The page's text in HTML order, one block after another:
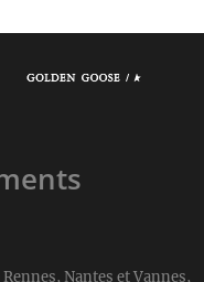
Nantes et Vannes,